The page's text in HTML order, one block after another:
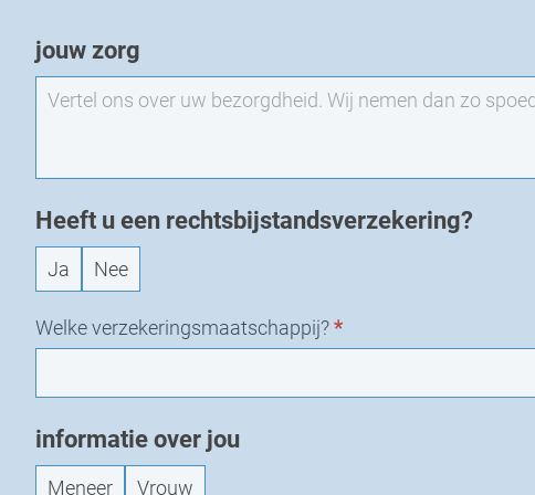
-
Nieuw
verzoek
jouw zorg
Heeft u een rechtsbijstandsverzekering?
Ja Nee
Welke verzekeringsmaatschappij?*
informatie over jou
Meneer Vrouw